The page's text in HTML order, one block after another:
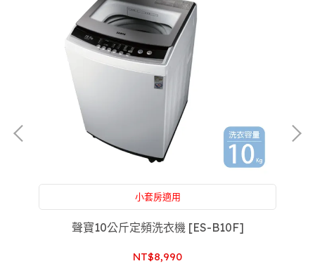
小套房適用
附設：家電維修，買前買後一條龍服務，售後服務沒
煩惱，專屬於你的家庭醫生
聲寶10公斤定頻洗衣機 [ES-B10F]
NT$8,990